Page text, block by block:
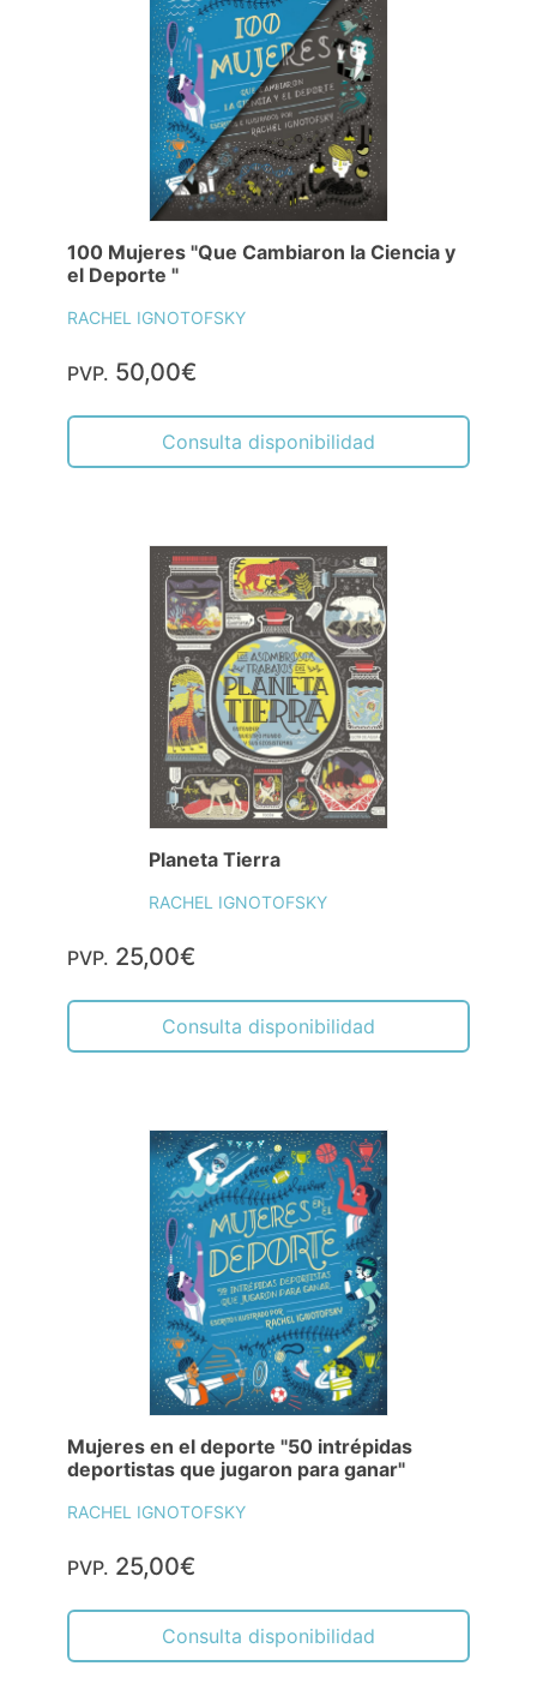
100 Mujeres "Que Cambiaron la Ciencia y
el Deporte "
RACHEL IGNOTOFSKY
PVP. 50,00€
Consulta disponibilidad
Planeta Tierra
RACHEL IGNOTOFSKY
PVP. 25,00€
Consulta disponibilidad
Mujeres en el deporte "50 intrépidas
deportistas que jugaron para ganar"
RACHEL IGNOTOFSKY
PVP. 25,00€
Consulta disponibilidad